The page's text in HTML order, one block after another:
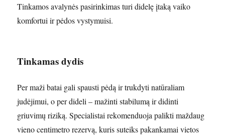
Tinkamos avalynės pasirinkimas turi didelę įtaką vaiko
komfortui ir pėdos vystymuisi.
Tinkamas dydis
Per maži batai gali spausti pėdą ir trukdyti natūraliam
judėjimui, o per dideli – mažinti stabilumą ir didinti
griuvimų riziką. Specialistai rekomenduoja palikti maždaug
vieno centimetro rezervą, kuris suteiks pakankamai vietos